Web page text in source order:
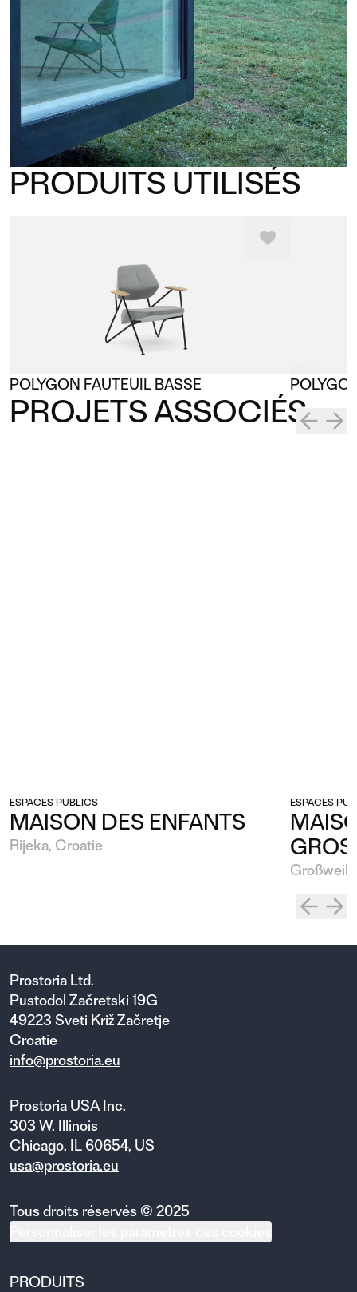
PRODUITS UTILISÉS
POLYGON FAUTEUIL BASSE
PROJETS ASSOCIÉS
ESPACES PUBLICS
MAISON DES ENFANTS
Rijeka, Croatie
ESPACES
Prostoria Ltd.
Pustodol Začretski 19G
49223 Sveti Križ Začretje
Croatie
info@prostoria.eu
Prostoria USA Inc.
303 W. Illinois
Chicago, IL 60654, US
usa@prostoria.eu
Tous droits réservés © 2025
PRODUITS